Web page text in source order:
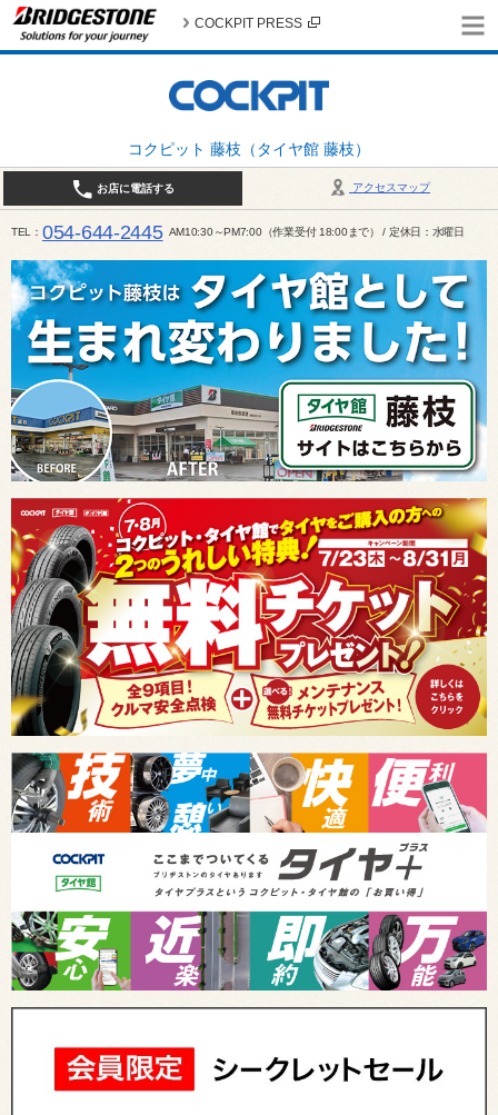
コクピット 藤枝（タイヤ館 藤枝）
COCKPIT PRESS
アクセスマップ
お店に電話する
TEL 054-644-2445 AM10:30～PM7:00（作業受付 18:00まで） / 定休日：水曜日